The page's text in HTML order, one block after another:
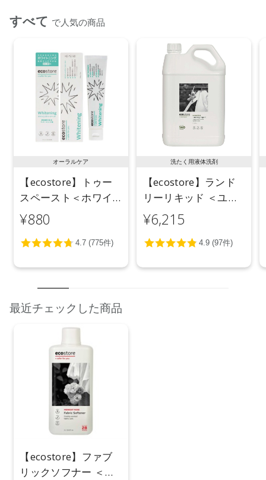
すべて で人気の商品
オーラルケア
【ecostore】トゥー
スペースト＜ホワイ
トニング＞ 100g
¥880
洗たく用液体洗剤
【ecostore】ランド
リーリキッド ＜ユー
カリ＞ 5L
¥6,215
最近チェックした商品
【ecostore】ファブ
リックソフナー ＜ミ